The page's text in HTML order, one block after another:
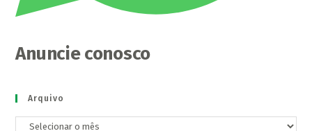
Anuncie conosco
Arquivo
Arquivo